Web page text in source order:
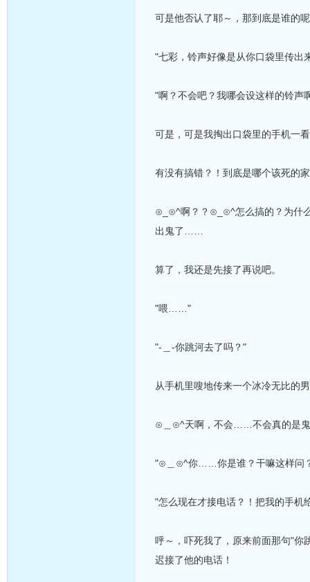
可是他否认了耶～，那到底是谁的
"七彩，铃声好像是从你口袋里传出
"啊？不会吧？我哪会设这样的铃声
可是，可是我掏出口袋里的手机一
有没有搞错？！到底是哪个该死的
⊙_⊙^啊？？⊙_⊙^怎么搞的？为什
出鬼了……
算了，我还是先接了再说吧。
"喂……"
"-＿-你跳河去了吗？"
从手机里嗖地传来一个冰冷无比的
⊙＿⊙^天啊，不会……不会真的是
"⊙＿⊙^你……你是谁？干嘛这样问
"怎么现在才接电话？！把我的手机
呼～，吓死我了，原来前面那句"你
迟接了他的电话！